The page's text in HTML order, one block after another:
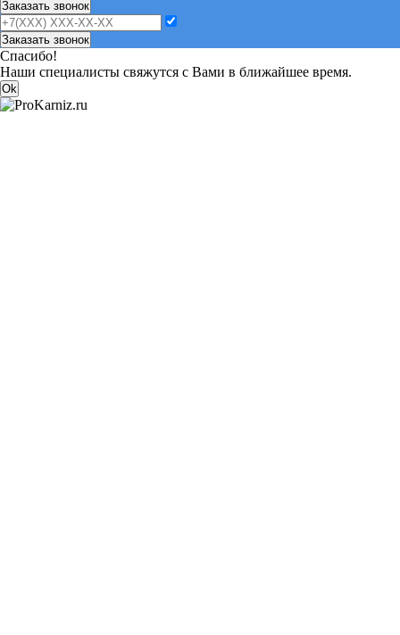
Заказать звонок
Заказать звонок
Спасибо!
Наши специалисты свяжутся с Вами в ближайшее время.
Ok